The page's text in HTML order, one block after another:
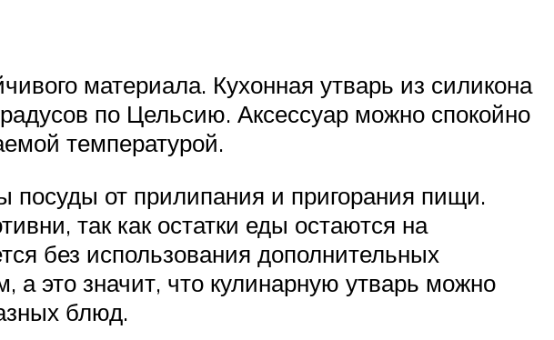
материала. Кухонная утварь из силикона
по Цельсию. Аксессуар можно спокойно
температурой.
посуды от прилипания и пригорания пищи.
так как остатки еды остаются на
без использования дополнительных
а это значит, что кулинарную утварь можно
блюд.